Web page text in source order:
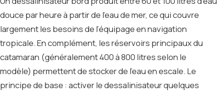
douce par heure à partir de l’eau de mer, ce qui couvre
largement les besoins de l’équipage en navigation
tropicale. En complément, les réservoirs principaux du
catamaran (généralement 400 à 800 litres selon le
modèle) permettent de stocker de l’eau en escale. Le
principe de base : activer le dessalinisateur quelques